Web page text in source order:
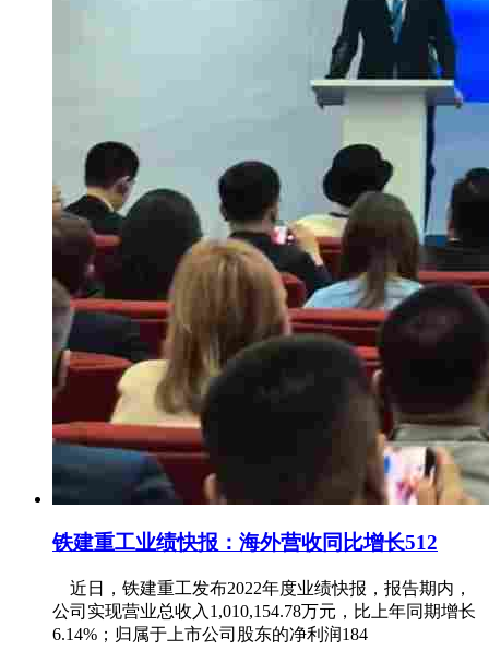
铁建重工业绩快报：海外营收同比增长512
近日，铁建重工发布2022年度业绩快报，报告期内，
公司实现营业总收入1,010,154.78万元，比上年同期增长
6.14%；归属于上市公司股东的净利润184